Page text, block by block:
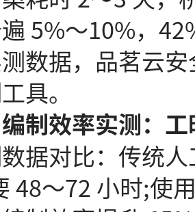
5%～10%，
数据，品茗云
具。
效率实测：工
对比：传统人
48～72 小时;使